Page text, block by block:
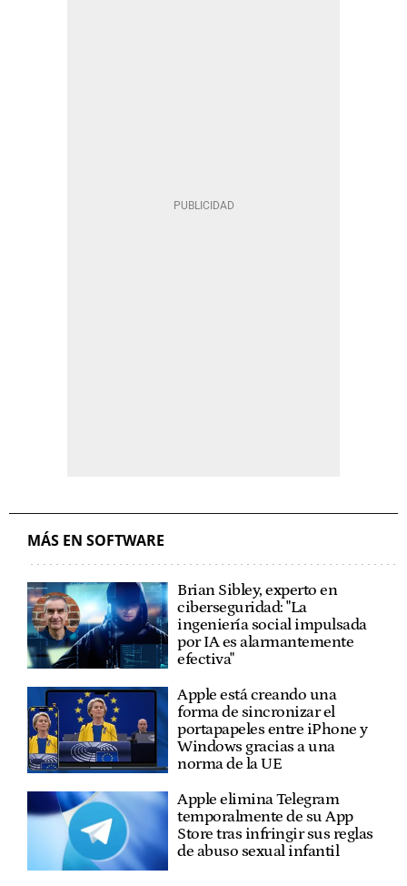
MÁS EN SOFTWARE
Brian Sibley, experto en
ciberseguridad: "La
ingeniería social impulsada
por IA es alarmantemente
efectiva"
Apple está creando una
forma de sincronizar el
portapapeles entre iPhone y
Windows gracias a una
norma de la UE
Apple elimina Telegram
temporalmente de su App
Store tras infringir sus reglas
de abuso sexual infantil